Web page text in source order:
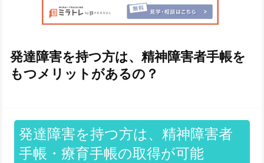
発達障害を持つ方は、精神障害者手帳を
もつメリットがあるの？
発達障害を持つ方は、精神障害者
手帳・療育手帳の取得が可能